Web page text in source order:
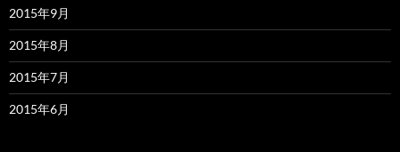
2015年9月
2015年8月
2015年7月
2015年6月